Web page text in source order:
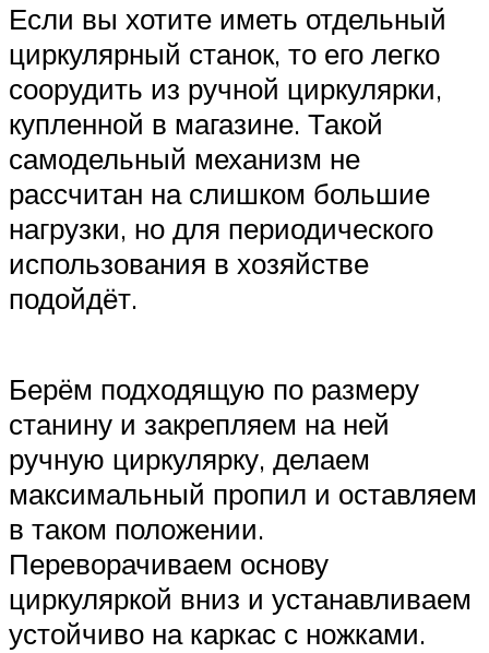
Если вы хотите иметь отдельный
циркулярный станок, то его легко
соорудить из ручной циркулярки,
купленной в магазине. Такой
самодельный механизм не
рассчитан на слишком большие
нагрузки, но для периодического
использования в хозяйстве
подойдёт.
Берём подходящую по размеру
станину и закрепляем на ней
ручную циркулярку, делаем
максимальный пропил и оставляем
в таком положении.
Переворачиваем основу
циркуляркой вниз и устанавливаем
устойчиво на каркас с ножками.